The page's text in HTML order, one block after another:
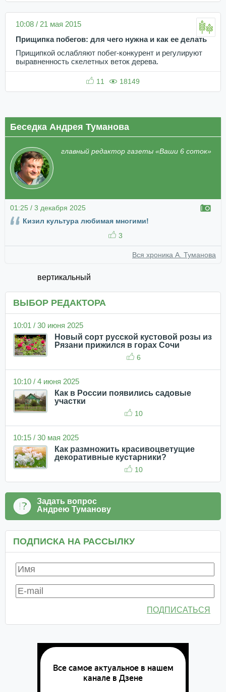
10:08 / 21 мая 2015
Прищипка побегов: для чего нужна и как ее делать
Прищипкой ослабляют побег-конкурент и регулируют
выравненность скелетных веток дерева.
11 18149
Беседка Андрея Туманова
главный редактор газеты «Ваши 6 соток»
01:25 / 3 декабря 2025
Кизил культура любимая многими!
3
Вся хроника А. Туманова
вертикальный
ВЫБОР РЕДАКТОРА
10:01 / 30 июня 2025
Новый сорт русской кустовой розы из
Рязани прижился в горах Сочи
6
10:10 / 4 июня 2025
Как в России появились садовые
участки
10
10:15 / 30 мая 2025
Как размножить красивоцветущие
декоративные кустарники?
10
Задать вопрос
Андрею Туманову
ПОДПИСКА НА РАССЫЛКУ
ПОДПИСАТЬСЯ